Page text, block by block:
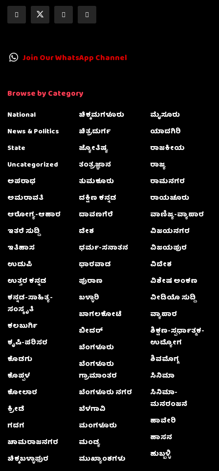
Join Our WhatsApp Channel
Browse by Category
National
News & Politics
State
Uncategorized
ಅಪರಾಧ
ಅಮರಾವತಿ
ಆರೋಗ್ಯ-ಆಹಾರ
ಇತರೆ ಸುದ್ದಿ
ಇತಿಹಾಸ
ಉಡುಪಿ
ಉತ್ತರ ಕನ್ನಡ
ಕನ್ನಡ-ಸಾಹಿತ್ಯ-
ಸಂಸ್ಕೃತಿ
ಕಲಬುರ್ಗಿ
ಕೃಷಿ-ಪರಿಸರ
ಕೊಡಗು
ಕೊಪ್ಪಳ
ಕೋಲಾರ
ಕ್ರೀಡೆ
ಗದಗ
ಚಾಮರಾಜನಗರ
ಚಿಕ್ಕಬಳ್ಳಾಫುರ
ಚಿಕ್ಕಮಗಳೂರು
ಚಿತ್ರದುರ್ಗ
ಜ್ಯೋತಿಷ್ಯ
ತಂತ್ರಜ್ಞಾನ
ತುಮಕೂರು
ದಕ್ಷಿಣ ಕನ್ನಡ
ದಾವಣಗೆರೆ
ದೇಶ
ಧರ್ಮ-ಸನಾತನ
ಧಾರವಾಡ
ಪುರಾಣ
ಬಳ್ಳಾರಿ
ಬಾಗಲಕೋಟೆ
ಬೀದರ್
ಬೆಂಗಳೂರು
ಬೆಂಗಳೂರು
ಗ್ರಾಮಾಂತರ
ಬೆಂಗಳೂರು ನಗರ
ಬೆಳಗಾವಿ
ಮಂಗಳೂರು
ಮಂಡ್ಯ
ಮುಖ್ಯಾಂಶಗಳು
ಮೈಸೂರು
ಯಾದಗಿರಿ
ರಾಜಕೀಯ
ರಾಜ್ಯ
ರಾಮನಗರ
ರಾಯಚೂರು
ವಾಣಿಜ್ಯ-ವ್ಯಾಪಾರ
ವಿಜಯನಗರ
ವಿಜಯಪುರ
ವಿದೇಶ
ವಿಶೇಷ ಅಂಕಣ
ವೀಡಿಯೊ ಸುದ್ದಿ
ವ್ಯಾಪಾರ
ಶಿಕ್ಷಣ-ಸ್ಪರ್ಧಾತ್ಮಕ-
ಉದ್ಯೋಗ
ಶಿವಮೊಗ್ಗ
ಸಿನಿಮಾ
ಸಿನಿಮಾ-
ಮನರಂಜನೆ
ಹಾವೇರಿ
ಹಾಸನ
ಹುಬ್ಬಳ್ಳಿ